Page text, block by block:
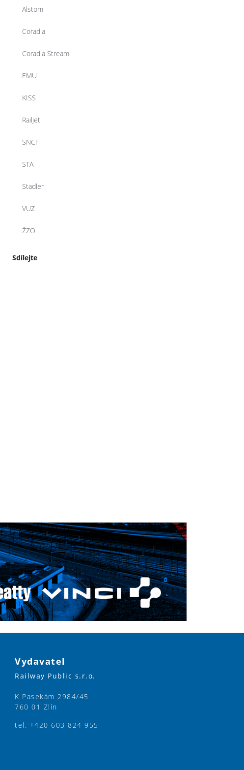
Alstom
Coradia
Coradia Stream
EMU
KISS
Railjet
SNCF
STA
Stadler
VUZ
ŽZO
Sdílejte
Vydavatel
Railway Public s.r.o.
K Pasekám 2984/45
760 01 Zlín
tel. +420 603 824 955